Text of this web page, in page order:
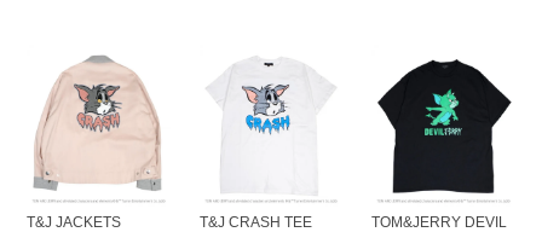
T&J JACKETS
T&J CRASH TEE
TOM&JERRY DEVIL